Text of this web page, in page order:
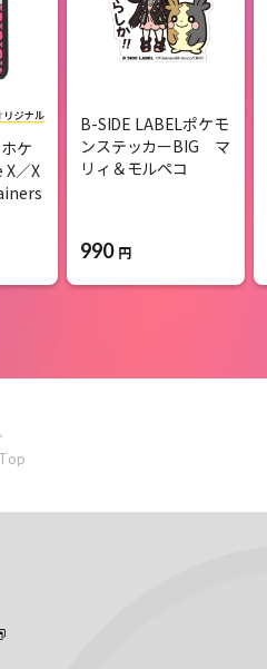
ケ
／X
B-SIDE LABELポケモ
ンステッカーBIG マ
リィ＆モルペコ
990 円